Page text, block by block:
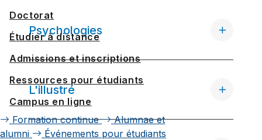
Doctorat
Étudier à distance
Admissions et inscriptions
Ressources pour étudiants
Campus en ligne
Formation continue
Alumnae et
alumni
Événements pour étudiants
Psychologies
L'illustré